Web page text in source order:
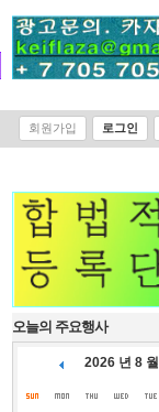
회원가입 로그인
오늘의 주요행사
2026 년 8 월